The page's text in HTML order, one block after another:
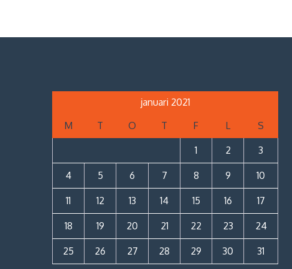
januari 2021
M
T O T F L S
1 2 3
4 5 6 7 8 9 10
11 12 13 14 15 16 17
18 19 20 21 22 23 24
25 26 27 28 29 30 31